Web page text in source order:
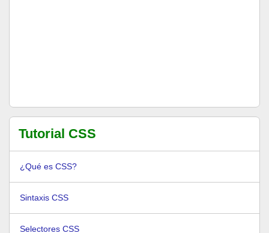
Tutorial CSS
¿Qué es CSS?
Sintaxis CSS
Selectores CSS